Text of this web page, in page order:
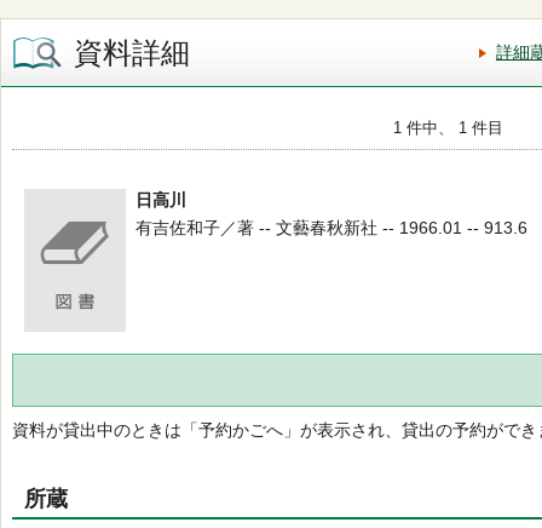
資料詳細 詳細
1 件中、 1 件目
日高川
有吉佐和子／著 -- 文藝春秋新社 -- 1966.01 -- 913.6
資料が貸出中のときは「予約かごへ」が表示され、貸出の予約ができ
所蔵